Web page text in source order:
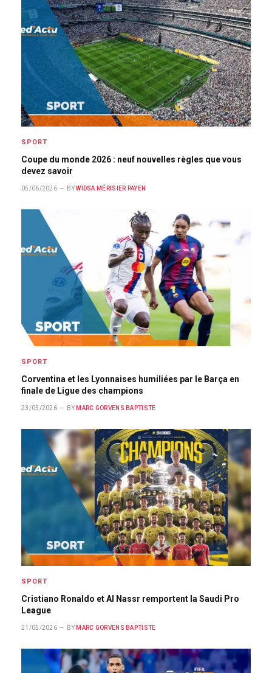
SPORT
Coupe du monde 2026 : neuf nouvelles règles que vous
devez savoir
05/06/2026 BY WIDSA MÉRISIER PAYEN
SPORT
Corventina et les Lyonnaises humiliées par le Barça en
finale de Ligue des champions
23/05/2026 BY MARC GORVENS BAPTISTE
SPORT
Cristiano Ronaldo et Al Nassr remportent la Saudi Pro
League
21/05/2026 BY MARC GORVENS BAPTISTE